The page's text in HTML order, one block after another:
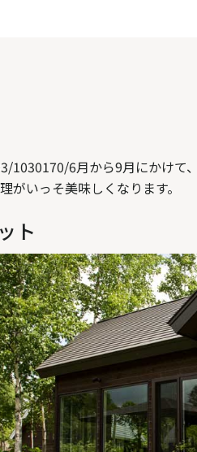
6月から9月にかけて
がいっそ美味しくなります。
ト